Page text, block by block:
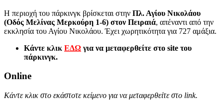
Η περιοχή του πάρκινγκ βρίσκεται στην Πλ. Αγίου Νικολάου
(Οδός Μελίνας Μερκούρη 1-6) στον Πειραιά, απέναντι από την
εκκλησία του Αγίου Νικολάου. Έχει χωρητικότητα για 727 αμάξια.
Κάντε κλικ ΕΔΩ για να μεταφερθείτε στο site του
πάρκινγκ.
Online
Κάντε κλικ στο εκάστοτε κείμενο για να μεταφερθείτε στο link.